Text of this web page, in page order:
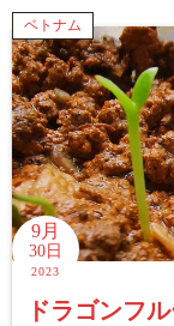
ベトナム
9月
30日
2023
ドラゴンフ